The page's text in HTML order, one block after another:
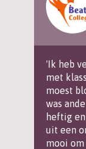
'Ik heb
met
moest
was
heftig
uit een
mooi